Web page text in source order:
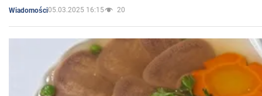
Wiadomości05.03.2025 16:15 20